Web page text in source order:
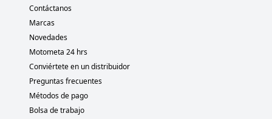
Contáctanos
Marcas
Novedades
Motometa 24 hrs
Conviértete en un distribuidor
Preguntas frecuentes
Métodos de pago
Bolsa de trabajo